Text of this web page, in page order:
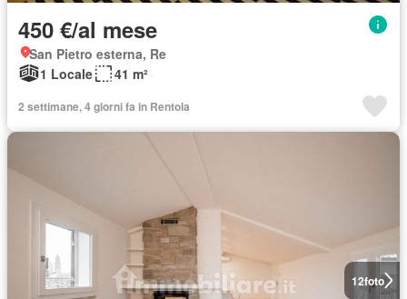
450 €/al mese
San Pietro esterna, Re
1 Locale
41 m²
2 settimane, 4 giorni fa in Rentola
12foto